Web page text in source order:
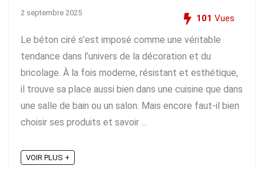
2 septembre 2025
101 Vues
Le béton ciré s’est imposé comme une véritable
tendance dans l’univers de la décoration et du
bricolage. À la fois moderne, résistant et esthétique,
il trouve sa place aussi bien dans une cuisine que dans
une salle de bain ou un salon. Mais encore faut-il bien
choisir ses produits et savoir ...
VOIR PLUS +